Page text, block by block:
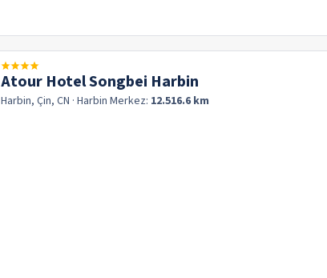
Atour Hotel Songbei Harbin
Harbin, Çin, CN · Harbin Merkez: 12.516.6 km